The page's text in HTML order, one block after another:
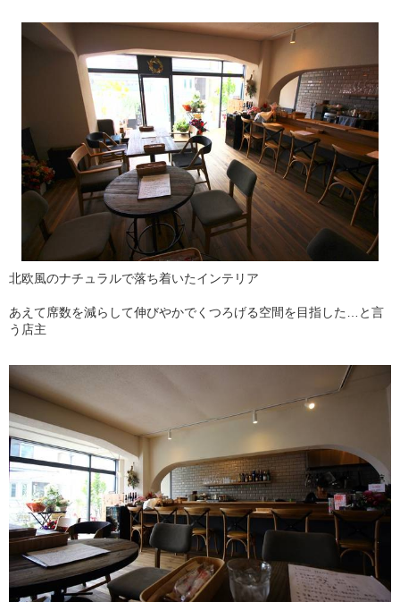
北欧風のナチュラルで落ち着いたインテリア
あえて席数を減らして伸びやかでくつろげる空間を目指した…と言
う店主